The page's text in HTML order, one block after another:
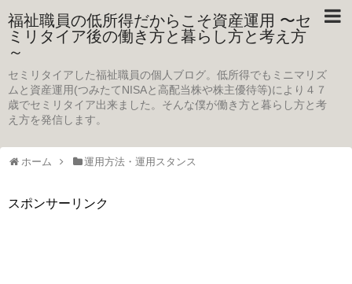
福祉職員の低所得だからこそ資産運用 〜セ
ミリタイア後の働き方と暮らし方と考え方
～
セミリタイアした福祉職員の個人ブログ。低所得でもミニマリズ
ムと資産運用(つみたてNISAと高配当株や株主優待等)により４７
歳でセミリタイア出来ました。そんな僕が働き方と暮らし方と考
え方を発信します。
ホーム 運用方法・運用スタンス
スポンサーリンク